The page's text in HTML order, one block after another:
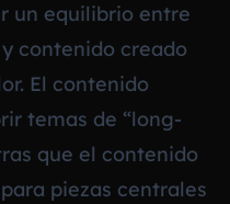
un equilibrio entre
contenido creado
El contenido
temas de “long-
que el contenido
piezas centrales